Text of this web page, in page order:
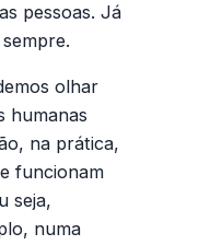
pessoas. Já
olhar
humanas
na prática,
funcionam
seja,
numa